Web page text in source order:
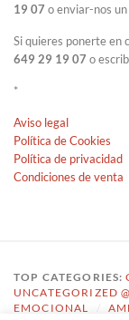
19 07 o enviar-nos
Si quieres ponerte en
649 29 19 07 o
*
Aviso legal
Política de Cookies
Política de privacidad
Condiciones de venta
TOP CATEGORIES:
UNCATEGORIZED
EMOCIONAL
/